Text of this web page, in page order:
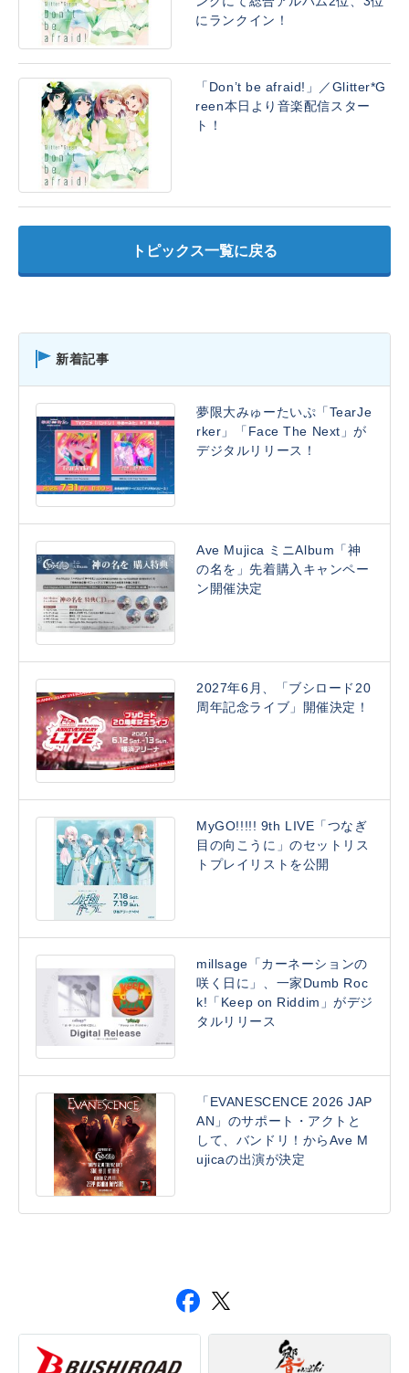
にランクイン！
「Don’t be afraid!」／Glitter*G
reen本日より音楽配信スター
ト！
トピックス一覧に戻る
新着記事
夢限大みゅーたいぷ「TearJe
rker」「Face The Next」が
デジタルリリース！
Ave Mujica ミニAlbum「神
の名を」先着購入キャンペー
ン開催決定
2027年6月、「ブシロード20
周年記念ライブ」開催決定！
MyGO!!!!! 9th LIVE「つなぎ
目の向こうに」のセットリス
トプレイリストを公開
millsage「カーネーションの
咲く日に」、一家Dumb Roc
k!「Keep on Riddim」がデジ
タルリリース
「EVANESCENCE 2026 JAP
AN」のサポート・アクトと
して、バンドリ！からAve M
ujicaの出演が決定